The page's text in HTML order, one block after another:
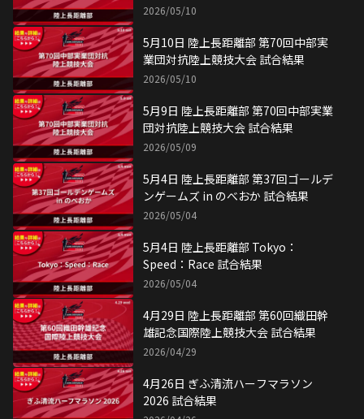
2026/05/10
5月10日 陸上長距離部 第70回中部実
業団対抗陸上競技大会 試合結果
2026/05/10
5月9日 陸上長距離部 第70回中部実業
団対抗陸上競技大会 試合結果
2026/05/09
5月4日 陸上長距離部 第37回ゴールデ
ンゲームズ in のべおか 試合結果
2026/05/04
5月4日 陸上長距離部 Tokyo：
Speed：Race 試合結果
2026/05/04
4月29日 陸上長距離部 第60回織田幹
雄記念国際陸上競技大会 試合結果
2026/04/29
4月26日 ぎふ清流ハーフマラソン
2026 試合結果